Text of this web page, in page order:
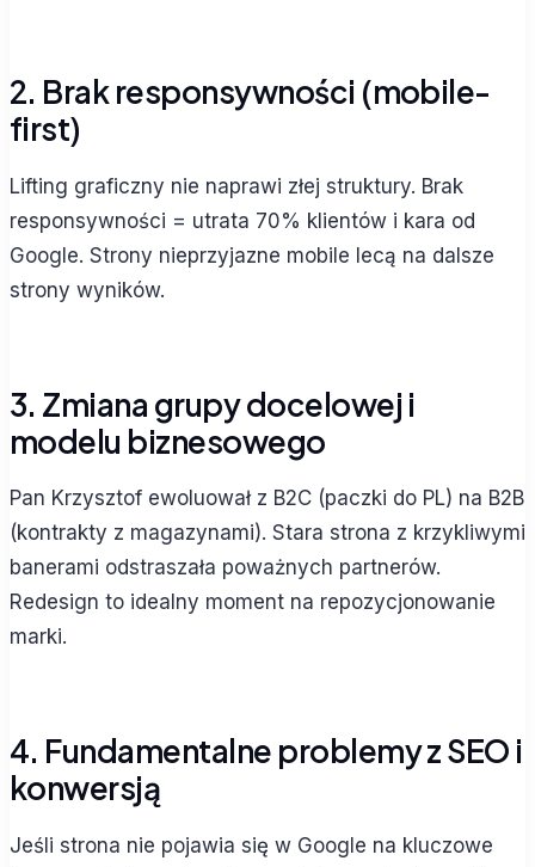
2. Brak responsywności (mobile-
first)
Lifting graficzny nie naprawi złej struktury. Brak
responsywności = utrata 70% klientów i kara od
Google. Strony nieprzyjazne mobile lecą na dalsze
strony wyników.
3. Zmiana grupy docelowej i
modelu biznesowego
Pan Krzysztof ewoluował z B2C (paczki do PL) na B2B
(kontrakty z magazynami). Stara strona z krzykliwymi
banerami odstraszała poważnych partnerów.
Redesign to idealny moment na repozycjonowanie
marki.
4. Fundamentalne problemy z SEO i
konwersją
Jeśli strona nie pojawia się w Google na kluczowe